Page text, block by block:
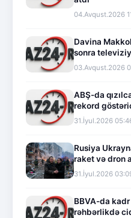
04.Avqust.2026
Davina
sonra
03.Avqust.2026
ABŞ-da
rekord
31.İyul.2026
Rusiya
raket və dron
31.İyul.2026
BBVA-da
rəhbərlikdə